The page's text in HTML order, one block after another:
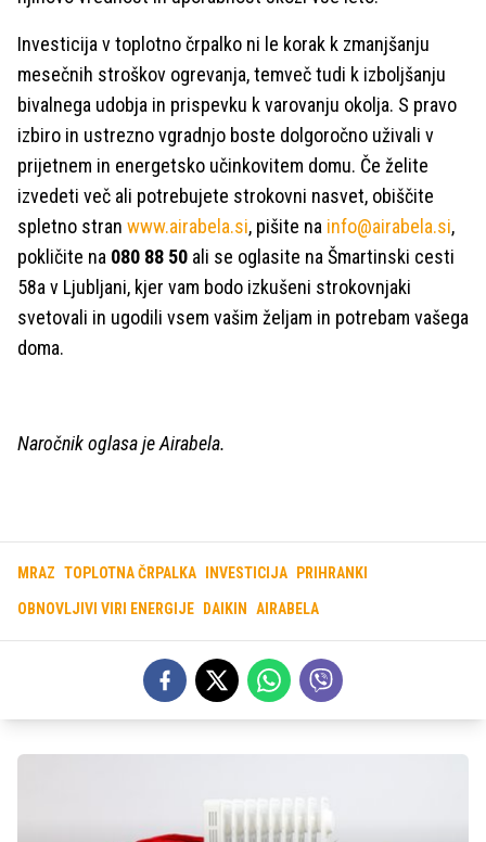
Investicija v toplotno črpalko ni le korak k zmanjšanju
mesečnih stroškov ogrevanja, temveč tudi k izboljšanju
bivalnega udobja in prispevku k varovanju okolja. S pravo
izbiro in ustrezno vgradnjo boste dolgoročno uživali v
prijetnem in energetsko učinkovitem domu. Če želite
izvedeti več ali potrebujete strokovni nasvet, obiščite
spletno stran www.airabela.si, pišite na info@airabela.si,
pokličite na 080 88 50 ali se oglasite na Šmartinski cesti
58a v Ljubljani, kjer vam bodo izkušeni strokovnjaki
svetovali in ugodili vsem vašim željam in potrebam vašega
doma.
Naročnik oglasa je Airabela.
MRAZ TOPLOTNA ČRPALKA INVESTICIJA PRIHRANKI
OBNOVLJIVI VIRI ENERGIJE DAIKIN AIRABELA